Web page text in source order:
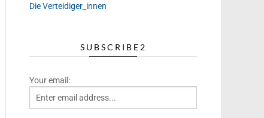
Die Verteidiger_innen
SUBSCRIBE2
Your email: